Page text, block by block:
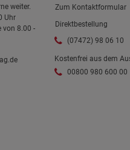
weiter.
Uhr
von 8.00 -
Zum Kontaktformular
Direktbestellung
(07472) 98 06 10
Kostenfrei aus dem
00800 980 600 00